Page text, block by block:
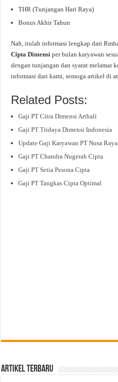
THR (Tunjangan Hari Raya)
Bonus Akhir Tahun
Nah, itulah informasi lengkap dari
Cipta Dimensiper bulan karyawan
dengan tunjangan dan syarat melamar
informasi dari kami, semoga artikel di
Related Posts:
Gaji PT Citra Dimensi Arthali
Gaji PT Tridaya Dimensi Indonesia
Update Gaji Karyawan PT Nusa
Gaji PT Chandra Nugerah Cipta
Gaji PT Setia Pesona Cipta
Gaji PT Tangkas Cipta Optimal
Artikel Terbaru